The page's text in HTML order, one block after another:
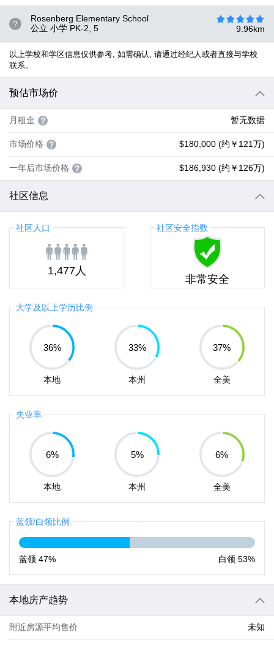
?
Rosenberg Elementary School
公立 小学 PK-2, 5 9.96km
以上学校和学区信息仅供参考, 如需确认, 请通过经纪人或者直接与学校
联系。
预估市场价
月租金 暂无数据
市场价格 $180,000 (约￥121万)
一年后市场价格 $186,930 (约￥126万)
社区信息
社区人口
1,477人
社区安全指数
非常安全
大学及以上学历比例
36%
本地
33%
本州
37%
全美
失业率
6%
本地
5%
本州
6%
全美
蓝领/白领比例
蓝领 47% 白领 53%
本地房产趋势
附近房源平均售价 未知